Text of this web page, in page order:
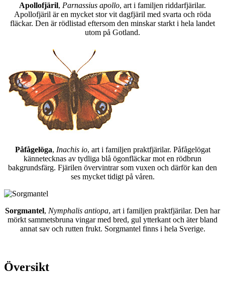
Apollofjäril, Parnassius apollo, art i familjen riddarfjärilar.
Apollofjäril är en mycket stor vit dagfjäril med svarta och röda
fläckar. Den är rödlistad eftersom den minskar starkt i hela landet
utom på Gotland.
Påfågelöga, Inachis io, art i familjen praktfjärilar. Påfågelögat
kännetecknas av tydliga blå ögonfläckar mot en rödbrun
bakgrundsfärg. Fjärilen övervintrar som vuxen och därför kan den
ses mycket tidigt på våren.
Sorgmantel, Nymphalis antiopa, art i familjen praktfjärilar. Den har
mörkt sammetsbruna vingar med bred, gul ytterkant och äter bland
annat sav och rutten frukt. Sorgmantel finns i hela Sverige.
Översikt